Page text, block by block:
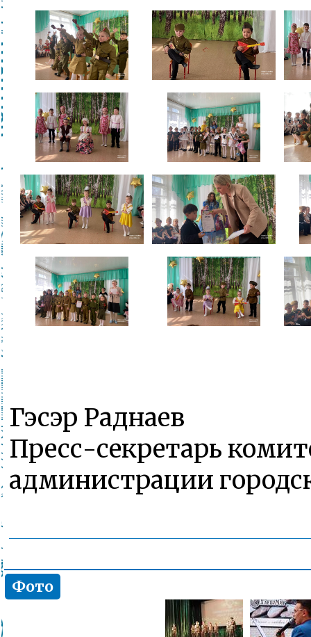
Гэсэр Раднаев
Пресс-секретарь
администрации
Фото